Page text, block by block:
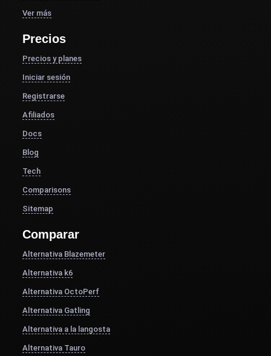
Ver más
Precios
Precios y planes
Iniciar sesión
Registrarse
Afiliados
Docs
Blog
Tech
Comparisons
Sitemap
Comparar
Alternativa Blazemeter
Alternativa k6
Alternativa OctoPerf
Alternativa Gatling
Alternativa a la langosta
Alternativa Tauro